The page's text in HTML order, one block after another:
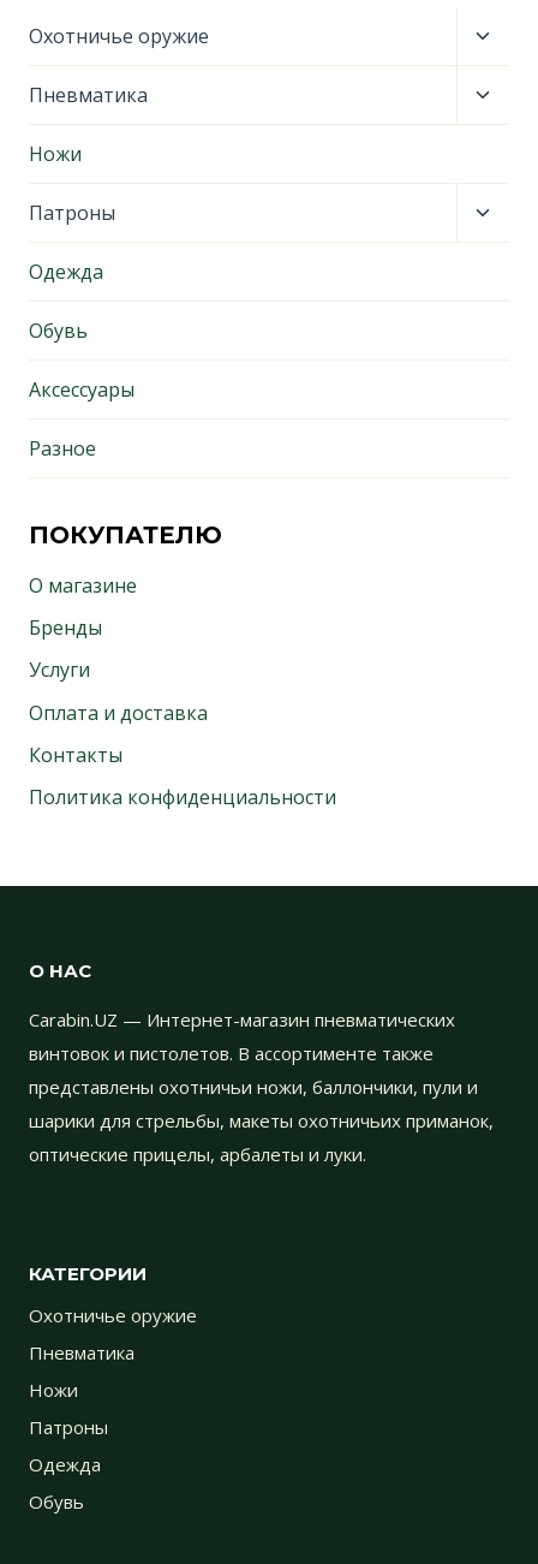
Охотничье оружие
меню
Пневматика
Ножи
Патроны
Одежда
Обувь
Аксессуары
Разное
ПОКУПАТЕЛЮ
О магазине
Бренды
Услуги
Оплата и доставка
Контакты
Политика конфиденциальности
О НАС
Carabin.UZ — Интернет-магазин пневматических
винтовок и пистолетов. В ассортименте также
представлены охотничьи ножи, баллончики, пули и
шарики для стрельбы, макеты охотничьих приманок,
оптические прицелы, арбалеты и луки.
КАТЕГОРИИ
Охотничье оружие
Пневматика
Ножи
Патроны
Одежда
Обувь